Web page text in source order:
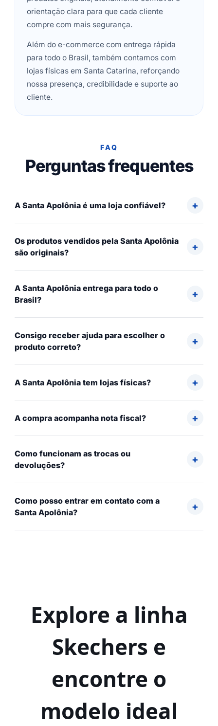
orientação clara para que cada cliente
compre com mais segurança.
Além do e-commerce com entrega rápida
para todo o Brasil, também contamos com
lojas físicas em Santa Catarina, reforçando
nossa presença, credibilidade e suporte ao
cliente.
FAQ
Perguntas frequentes
A Santa Apolônia é uma loja confiável?
Os produtos vendidos pela Santa Apolônia
são originais?
A Santa Apolônia entrega para todo o
Brasil?
Consigo receber ajuda para escolher o
produto correto?
A Santa Apolônia tem lojas físicas?
A compra acompanha nota fiscal?
Como funcionam as trocas ou
devoluções?
Como posso entrar em contato com a
Santa Apolônia?
Explore a linha
Skechers e
encontre o
modelo ideal